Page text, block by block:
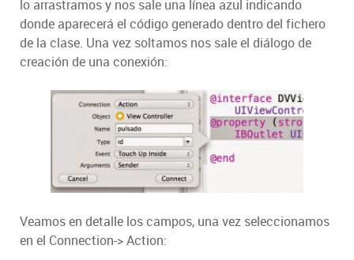
lo arrastramos y nos sale una línea azul indicando
donde aparecerá el código generado dentro del fichero
de la clase. Una vez soltamos nos sale el diálogo de
creación de una conexión:
Veamos en detalle los campos, una vez seleccionamos
en el Connection-> Action: